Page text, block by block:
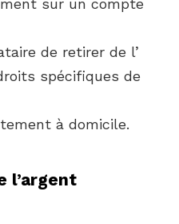
sur un compte
de retirer de l’
spécifiques de
à domicile.
l’argent